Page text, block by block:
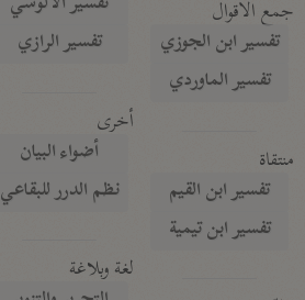
جمع الأقوال
تفسير ابن الجوزي
تفسير الماوردي
منتقاة
تفسير ابن القيم
تفسير ابن تيمية
تفسير الرازي
أخرى
أضواء البيان
نظم الدرر للبقاعي
لغة وبلاغة